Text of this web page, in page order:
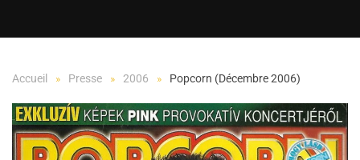
Accueil Presse 2006 Popcorn (Décembre 2006)